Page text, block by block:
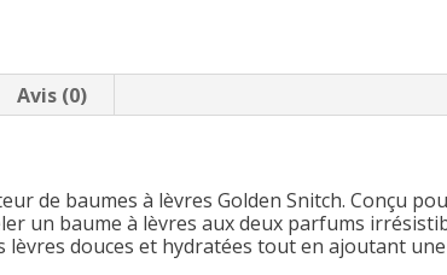
Avis (0)
de baumes à lèvres Golden Snitch. Conçu
un baume à lèvres aux deux parfums
douces et hydratées tout en ajoutant